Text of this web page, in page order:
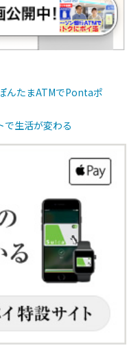
んたまATMでPontaポ
で生活が変わる